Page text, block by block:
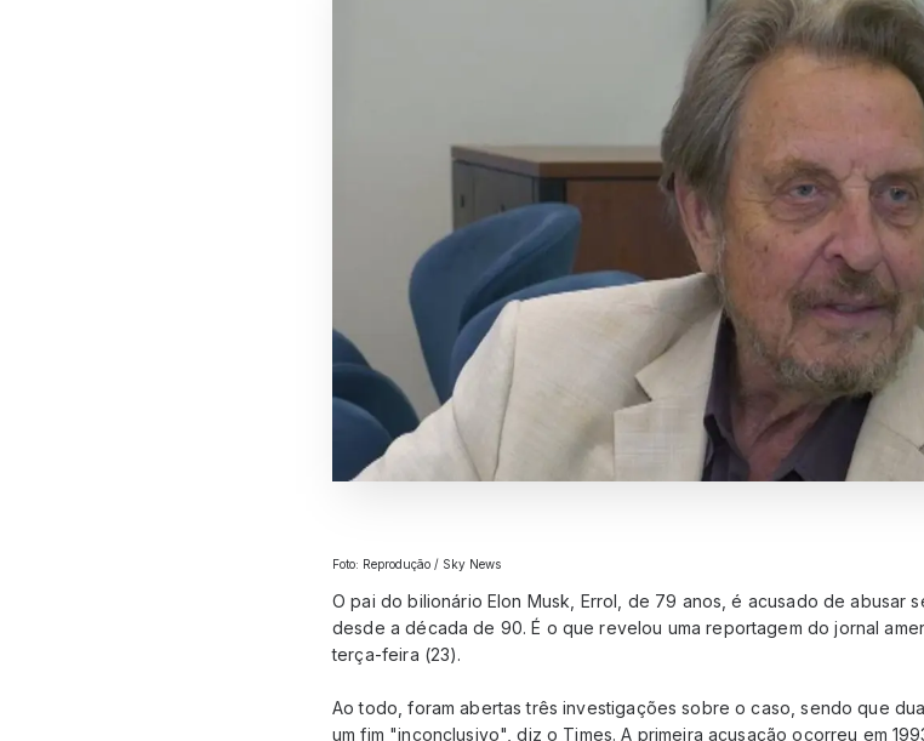
Foto: Reprodução / Sky News
O pai do bilionário Elon Musk, Errol, de 79 anos, é acusado de abusar
desde a década de 90. É o que revelou uma reportagem do jornal
terça-feira (23).
Ao todo, foram abertas três investigações sobre o caso, sendo que
um fim "inconclusivo", diz o Times. A primeira acusação ocorreu em